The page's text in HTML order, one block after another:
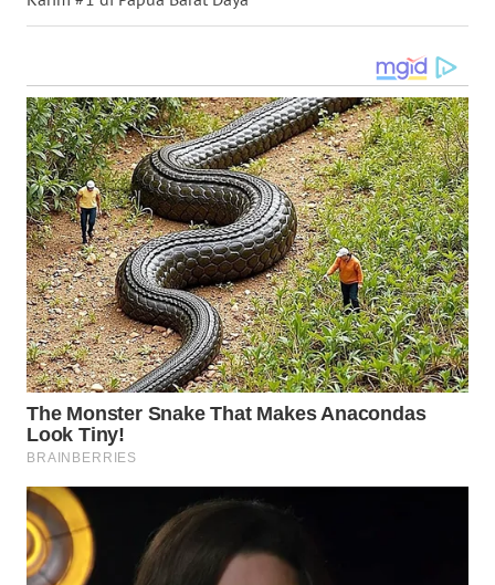
WN
MALUT
WN
DAIRI
WN
DANAU
TOBA
WN
NIAS
WN
LANGKAT
TAPANULI